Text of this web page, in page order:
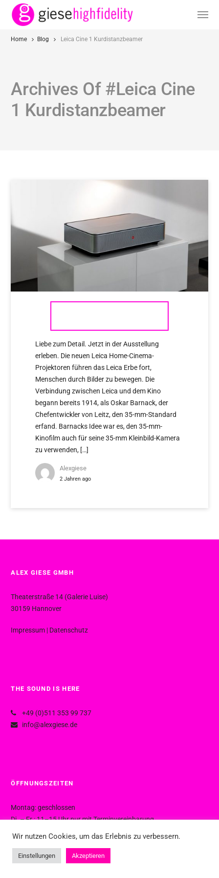
Home Blog Leica Cine 1 Kurdistanzbeamer
Archives Of #leica Cine
1 Kurdistanzbeamer
Liebe zum Detail. Jetzt in der Ausstellung
erleben. Die neuen Leica Home-Cinema-
Projektoren führen das Leica Erbe fort,
Menschen durch Bilder zu bewegen. Die
Verbindung zwischen Leica und dem Kino
begann bereits 1914, als Oskar Barnack, der
Chefentwickler von Leitz, den 35-mm-Standard
erfand. Barnacks Idee war es, den 35-mm-
Kinofilm auch für seine 35-mm Kleinbild-Kamera
zu verwenden, […]
Alexgiese
2 Jahren ago
ALEX GIESE GMBH
Theaterstraße 14 (Galerie Luise)
30159 Hannover
Impressum | Datenschutz
THE SOUND IS HERE
+49 (0)511 353 99 737
info@alexgiese.de
ÖFFNUNGSZEITEN
Montag: geschlossen
Di. – Fr.: 11–15 Uhr nur mit Terminvereinbarung
Sa.: 10–16 Uhr ohne Termin
Wir nutzen Cookies, um das Erlebnis zu verbessern.
Einstellungen Akzeptieren